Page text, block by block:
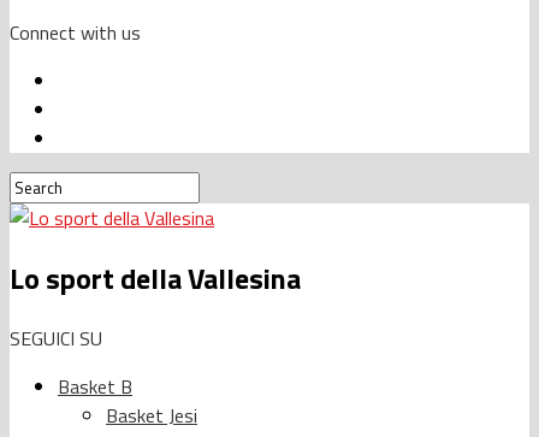
Connect with us
Lo sport della Vallesina
SEGUICI SU
Basket B
Basket Jesi